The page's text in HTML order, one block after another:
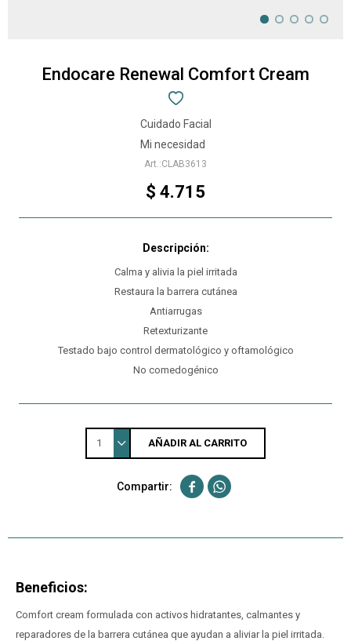
Endocare Renewal Comfort Cream
Cuidado Facial
Mi necesidad
CLAB3613
$ 4.715
Calma y alivia la piel irritada
Restaura la barrera cutánea
Antiarrugas
Retexturizante
Testado bajo control dermatológico y oftamológico
No comedogénico
1 AÑADIR AL CARRITO
 
Beneficios:
Comfort cream formulada con activos hidratantes, calmantes y
reparadores de la barrera cutánea que ayudan a aliviar la piel irritada.